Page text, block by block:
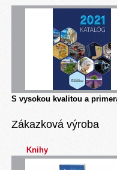
S vysokou kvalitou a
Zákazková výroba
Knihy